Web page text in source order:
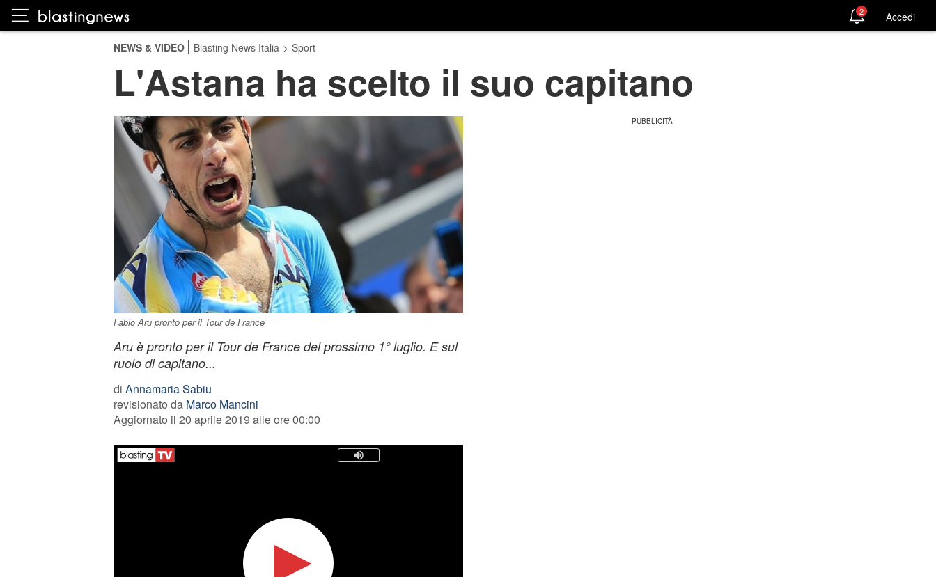
2 Accedi
NEWS & VIDEO Blasting News Italia > Sport
L'Astana ha scelto il suo capitano
Fabio Aru pronto per il Tour de France
Aru è pronto per il Tour de France del prossimo 1° luglio. E sul
ruolo di capitano...
di Annamaria Sabiu
revisionato da Marco Mancini
Aggiornato il 20 aprile 2019 alle ore 00:00